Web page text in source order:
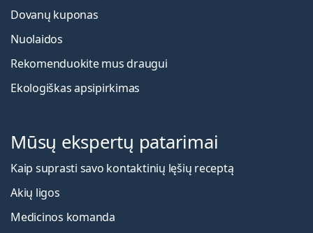
Dovanų kuponas
Nuolaidos
Rekomenduokite mus draugui
Ekologiškas apsipirkimas
Mūsų ekspertų patarimai
Kaip suprasti savo kontaktinių lęšių receptą
Akių ligos
Medicinos komanda